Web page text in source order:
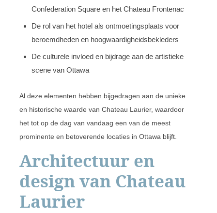
Confederation Square en het Chateau Frontenac
De rol van het hotel als ontmoetingsplaats voor
beroemdheden en hoogwaardigheidsbekleders
De culturele invloed en bijdrage aan de artistieke
scene van Ottawa
Al deze elementen hebben bijgedragen aan de unieke
en historische waarde van Chateau Laurier, waardoor
het tot op de dag van vandaag een van de meest
prominente en betoverende locaties in Ottawa blijft.
Architectuur en
design van Chateau
Laurier